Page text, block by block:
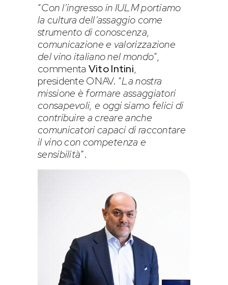
“Con l’ingresso in IULM portiamo
la cultura dell’assaggio come
strumento di conoscenza,
comunicazione e valorizzazione
del vino italiano nel mondo”,
commenta Vito Intini,
presidente ONAV. “La nostra
missione è formare assaggiatori
consapevoli, e oggi siamo felici di
contribuire a creare anche
comunicatori capaci di raccontare
il vino con competenza e
sensibilità”.